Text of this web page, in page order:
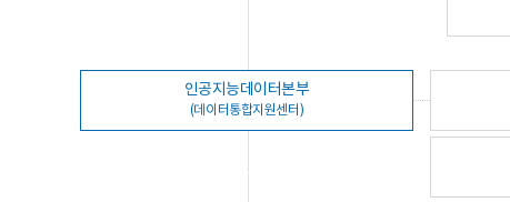
인공지능데이터본부
(데이터통합지원센터)